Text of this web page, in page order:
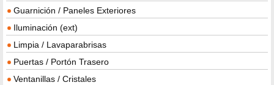
Guarnición / Paneles Exteriores
Iluminación (ext)
Limpia / Lavaparabrisas
Puertas / Portón Trasero
Ventanillas / Cristales